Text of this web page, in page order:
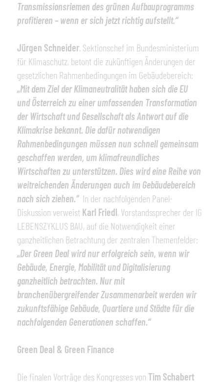
Transmissionsriemen des grünen Aufbauprogramms
profitieren ­– wenn er sich jetzt richtig aufstellt.“
Jürgen Schneider, Sektionschef im Bundesministerium
für Klimaschutz, betont die zukünftigen Änderungen der
gesetzlichen Rahmenbedingungen im Gebäudebereich:
„Mit dem Ziel der Klimaneutralität haben sich die EU
und Österreich zu einer umfassenden Transformation
der Wirtschaft und Gesellschaft als Antwort auf die
Klimakrise bekannt. Die dafür notwendigen
Rahmenbedingungen müssen nun schnell gemeinsam
geschaffen werden, um klimafreundliches
Wirtschaften zu unterstützen. Dies wird eine Reihe von
weitreichenden Änderungen auch im Gebäudebereich
nach sich ziehen.“In der nachfolgenden Panel-
Diskussion verweist Karl Friedl, Vorstandssprecher der IG
LEBENSZYKLUS BAU, auf die Notwendigkeit einer
ganzheitlichen Betrachtung der zentralen Themenfelder:
„Der Green Deal wird nur erfolgreich sein, wenn wir
Gebäude, Energie, Mobilität und Digitalisierung
ganzheitlich betrachten. Nur mit
branchenübergreifender Zusammenarbeit werden wir
zukunftsfähige Gebäude, Quartiere und Städte für die
nachfolgenden Generationen schaffen.“
Green Deal & Green Finance
Die finalen Vorträge des Kongresses von Tim Schabert